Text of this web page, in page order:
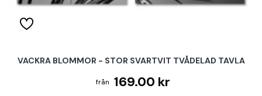
VACKRA BLOMMOR - STOR SVARTVIT TVÅDELAD TAVLA
169.00 kr